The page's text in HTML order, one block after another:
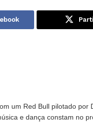
um Red Bull pilotado
e dança constam no